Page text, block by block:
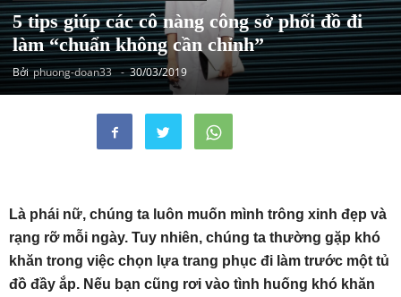
5 tips giúp các cô nàng công sở phối đồ đi
làm “chuẩn không cần chỉnh”
Bởiphuong-doan33 - 30/03/2019
Là phái nữ, chúng ta luôn muốn mình trông xinh đẹp và
rạng rỡ mỗi ngày. Tuy nhiên, chúng ta thường gặp khó
khăn trong việc chọn lựa trang phục đi làm trước một tủ
đồ đầy ắp. Nếu bạn cũng rơi vào tình huống khó khăn